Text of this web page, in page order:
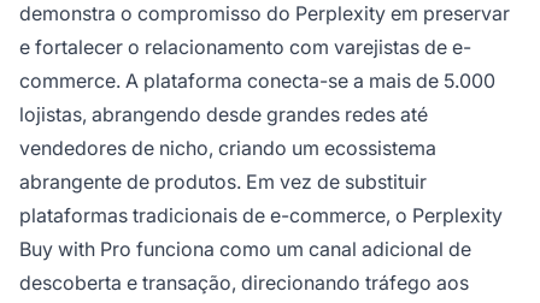
demonstra o compromisso do Perplexity em preservar
e fortalecer o relacionamento com varejistas de e-
commerce. A plataforma conecta-se a mais de 5.000
lojistas, abrangendo desde grandes redes até
vendedores de nicho, criando um ecossistema
abrangente de produtos. Em vez de substituir
plataformas tradicionais de e-commerce, o Perplexity
Buy with Pro funciona como um canal adicional de
descoberta e transação, direcionando tráfego aos